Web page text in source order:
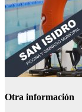
Otra información